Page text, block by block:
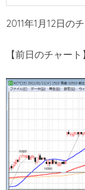
2011年1月12日の
【前日のチャート】